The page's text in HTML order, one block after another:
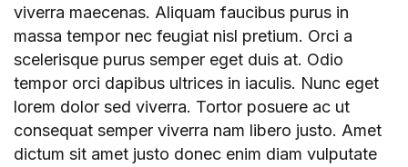
viverra maecenas. Aliquam faucibus purus in
massa tempor nec feugiat nisl pretium. Orci a
scelerisque purus semper eget duis at. Odio
tempor orci dapibus ultrices in iaculis. Nunc eget
lorem dolor sed viverra. Tortor posuere ac ut
consequat semper viverra nam libero justo. Amet
dictum sit amet justo donec enim diam vulputate